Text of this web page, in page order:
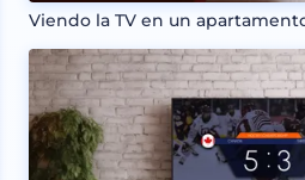
Viendo la TV en un